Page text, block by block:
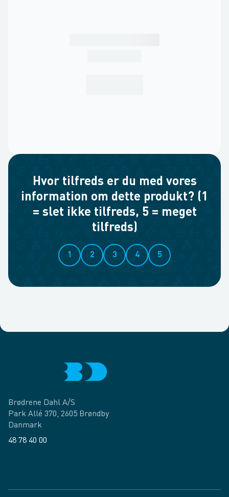
Hvor tilfreds er du med vores
information om dette produkt? (1
= slet ikke tilfreds, 5 = meget
tilfreds)
1 2 3 4 5
Brødrene Dahl A/S
Park Allé 370, 2605 Brøndby
Danmark
48 78 40 00